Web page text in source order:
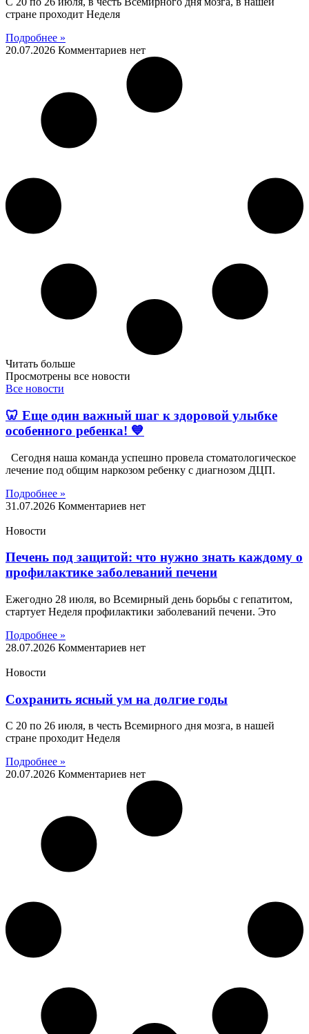
стране проходит Неделя
Подробнее »
20.07.2026 Комментариев нет
Читать больше
Просмотрены все новости
Все новости
🦷 Еще один важный шаг к здоровой улыбке
особенного ребенка! 💙
Сегодня наша команда успешно провела стоматологическое
лечение под общим наркозом ребенку с диагнозом ДЦП.
Подробнее »
31.07.2026 Комментариев нет
Новости
Печень под защитой: что нужно знать каждому о
профилактике заболеваний печени
Ежегодно 28 июля, во Всемирный день борьбы с гепатитом,
стартует Неделя профилактики заболеваний печени. Это
Подробнее »
28.07.2026 Комментариев нет
Новости
Сохранить ясный ум на долгие годы
С 20 по 26 июля, в честь Всемирного дня мозга, в нашей
стране проходит Неделя
Подробнее »
20.07.2026 Комментариев нет